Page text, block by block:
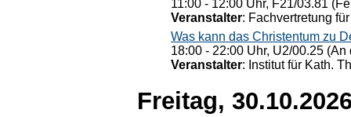
11:00 - 12:00 Uhr, F21/03.81
Veranstalter: Fachvertretung
Was kann das Christentum zu
18:00 - 22:00 Uhr, U2/00.25
Veranstalter: Institut für Kath.
Freitag,